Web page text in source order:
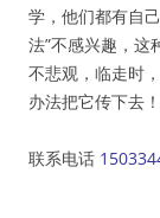
学，他们都有自
法”不感兴趣，这
不悲观，临走时
办法把它传下去
联系电话